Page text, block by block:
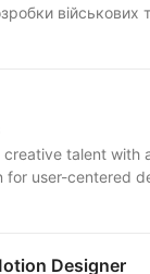
військових
камікадзе
creative talent with
user-centered
to craft
Designer